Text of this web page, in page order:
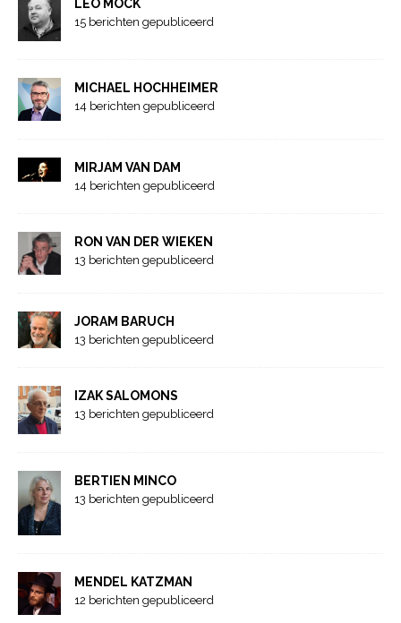
LEO MOCK
15 berichten gepubliceerd
MICHAEL HOCHHEIMER
14 berichten gepubliceerd
MIRJAM VAN DAM
14 berichten gepubliceerd
RON VAN DER WIEKEN
13 berichten gepubliceerd
JORAM BARUCH
13 berichten gepubliceerd
IZAK SALOMONS
13 berichten gepubliceerd
BERTIEN MINCO
13 berichten gepubliceerd
MENDEL KATZMAN
12 berichten gepubliceerd